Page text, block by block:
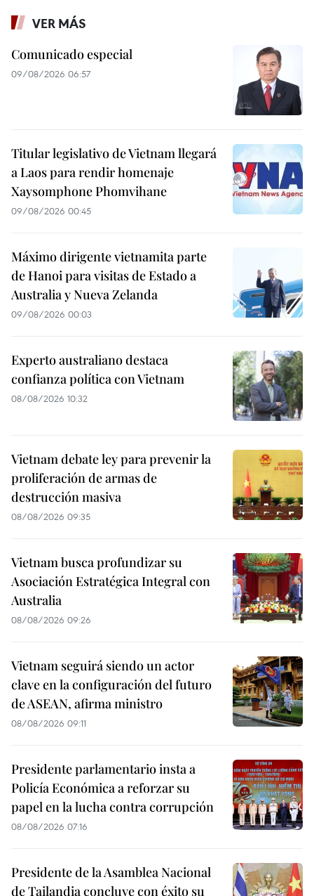
VER MÁS
Comunicado especial
09/08/2026 06:57
Titular legislativo de Vietnam llegará
a Laos para rendir homenaje
Xaysomphone Phomvihane
09/08/2026 00:45
Máximo dirigente vietnamita parte
de Hanoi para visitas de Estado a
Australia y Nueva Zelanda
09/08/2026 00:03
Experto australiano destaca
confianza política con Vietnam
08/08/2026 10:32
Vietnam debate ley para prevenir la
proliferación de armas de
destrucción masiva
08/08/2026 09:35
Vietnam busca profundizar su
Asociación Estratégica Integral con
Australia
08/08/2026 09:26
Vietnam seguirá siendo un actor
clave en la configuración del futuro
de ASEAN, afirma ministro
08/08/2026 09:11
Presidente parlamentario insta a
Policía Económica a reforzar su
papel en la lucha contra corrupción
08/08/2026 07:16
Presidente de la Asamblea Nacional
de Tailandia concluye con éxito su